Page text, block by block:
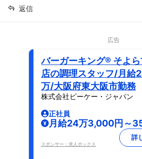
返信
広告
バーガーキング® そよ
店の調理スタッフ/月給
万/大阪府東大阪市勤務
株式会社ビーケー・ジャパン
正社員
月給24万3,000円～
スポンサー：求人ボックス
詳